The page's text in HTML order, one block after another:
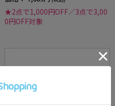
★2点で1,000円OFF／3点で3,00
0円OFF対象